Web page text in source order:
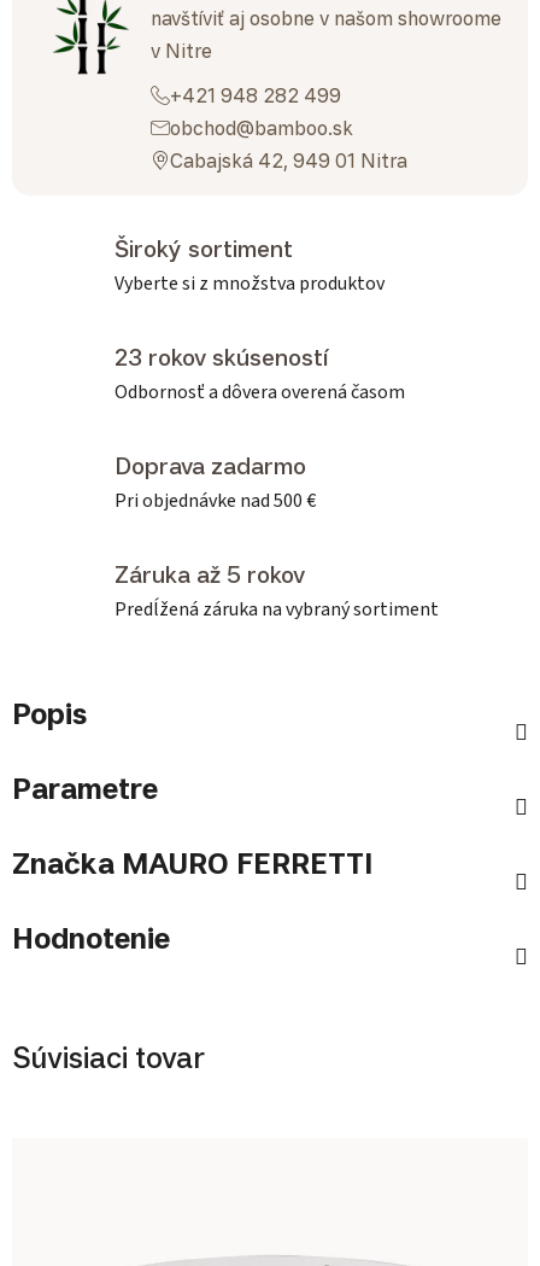
navštíviť aj osobne v našom showroome
v Nitre
+421 948 282 499
obchod@bamboo.sk
Cabajská 42, 949 01 Nitra
Široký sortiment
Vyberte si z množstva produktov
23 rokov skúseností
Odbornosť a dôvera overená časom
Doprava zadarmo
Pri objednávke nad 500 €
Záruka až 5 rokov
Predĺžená záruka na vybraný sortiment
Popis
Parametre
Značka MAURO FERRETTI
Hodnotenie
Súvisiaci tovar